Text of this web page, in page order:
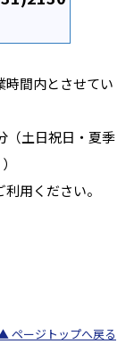
時間内とさせてい
（土日祝日・夏季
用ください。
ページトップへ戻る